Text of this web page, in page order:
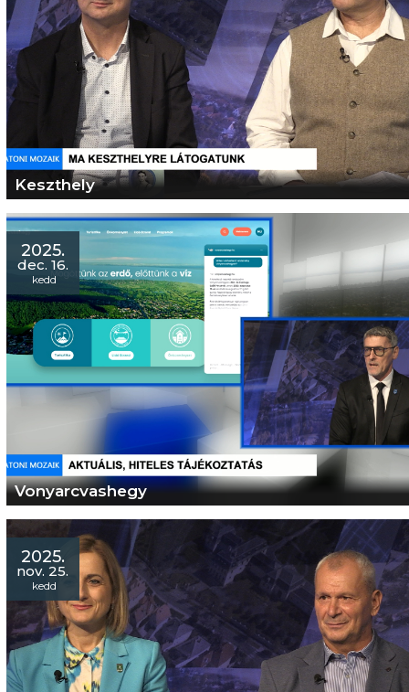
Keszthely
2025.
dec. 16.
kedd
Vonyarcvashegy
2025.
nov. 25.
kedd